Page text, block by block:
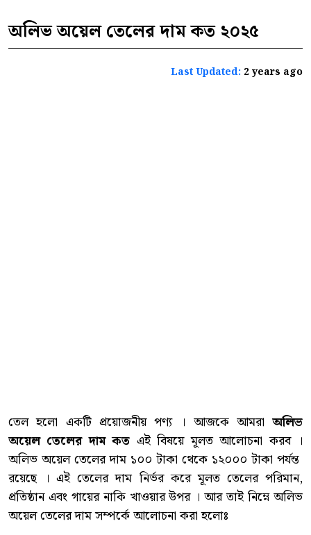
অলিভ অয়েল তেলের দাম কত ২০২৫
Last Updated: 2 years ago
তেল হলো একটি প্রয়োজনীয় পণ্য । আজকে আমরাঅলিভ
অয়েল তেলের দাম কত এই বিষয়ে মূলত আলোচনা করব ।
অলিভ অয়েল তেলের দাম ১০০ টাকা থেকে ১২০০০ টাকা পর্যন্ত
রয়েছে । এই তেলের দাম নির্ভর করে মূলত তেলের পরিমান,
প্রতিষ্ঠান এবং গায়ের নাকি খাওয়ার উপর । আর তাই নিম্নে অলিভ
অয়েল তেলের দাম সম্পর্কে আলোচনা করা হলোঃ